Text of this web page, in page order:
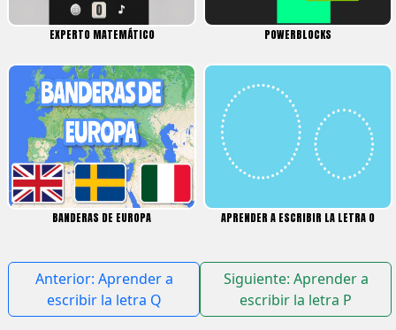
EXPERTO MATEMÁTICO POWERBLOCKS
BANDERAS DE EUROPA APRENDER A ESCRIBIR LA LETRA O
Navegación
Anterior: Aprender a
escribir la letra Q
Siguiente: Aprender a
escribir la letra P